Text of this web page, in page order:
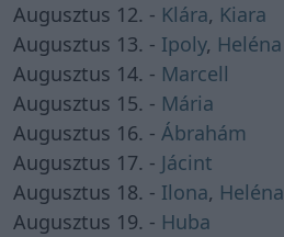
Augusztus 12. - Klára, Kiara
Augusztus 13. - Ipoly, Heléna
Augusztus 14. - Marcell
Augusztus 15. - Mária
Augusztus 16. - Ábrahám
Augusztus 17. - Jácint
Augusztus 18. - Ilona, Heléna
Augusztus 19. - Huba